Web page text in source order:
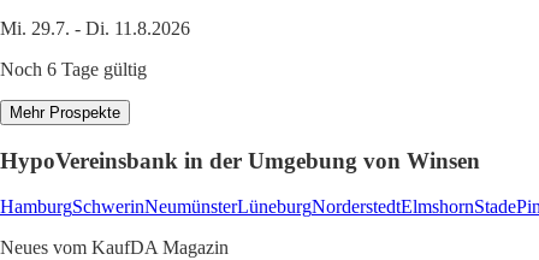
Mi. 29.7. - Di. 11.8.2026
Noch 6 Tage gültig
Mehr Prospekte
HypoVereinsbank in der Umgebung von Winsen
HamburgSchwerinNeumünsterLüneburgNorderstedtElmshornStade
Neues vom KaufDA Magazin